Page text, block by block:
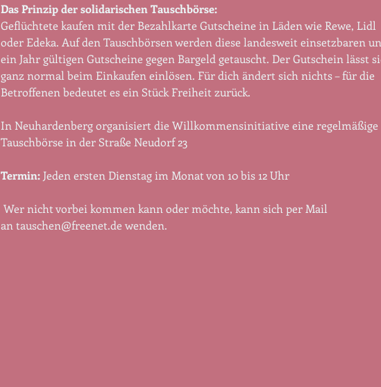
Das Prinzip der solidarischen Tauschbörse:
Geflüchtete kaufen mit der Bezahlkarte Gutscheine in Läden wie Rewe, Lidl
oder Edeka. Auf den Tauschbörsen werden diese landesweit einsetzbaren
ein Jahr gültigen Gutscheine gegen Bargeld getauscht. Der Gutschein lässt
ganz normal beim Einkaufen einlösen. Für dich ändert sich nichts – für die
Betroffenen bedeutet es ein Stück Freiheit zurück.
In Neuhardenberg organisiert die Willkommensinitiative eine regelmäßige
Tauschbörse in der Straße Neudorf 23
Termin: Jeden ersten Dienstag im Monat von 10 bis 12 Uhr
Wer nicht vorbei kommen kann oder möchte, kann sich per Mail
an tauschen@freenet.de wenden.